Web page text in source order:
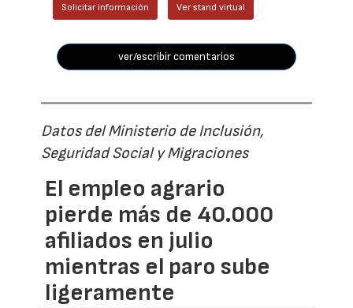
Solicitar información Ver stand virtual
ver/escribir comentarios
Datos del Ministerio de Inclusión,
Seguridad Social y Migraciones
El empleo agrario
pierde más de 40.000
afiliados en julio
mientras el paro sube
ligeramente